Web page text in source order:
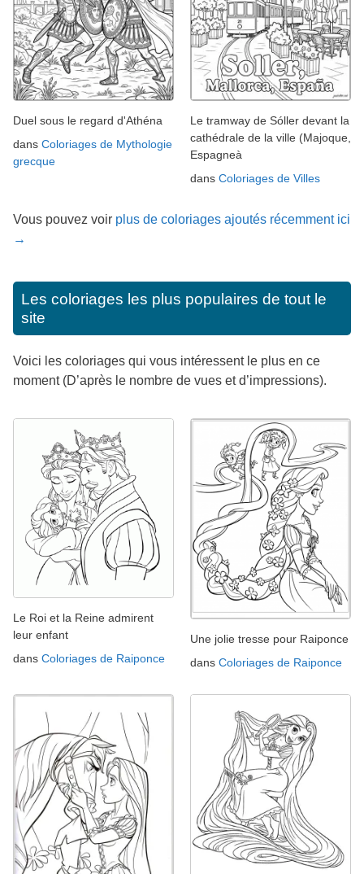
Duel sous le regard d'Athéna
dans Coloriages de Mythologie
grecque
Le tramway de Sóller devant la
cathédrale de la ville (Majoque,
Espagneà
dans Coloriages de Villes
Vous pouvez voir plus de coloriages ajoutés récemment ici
→
Les coloriages les plus populaires de tout le
site
Voici les coloriages qui vous intéressent le plus en ce
moment (D’après le nombre de vues et d’impressions).
Le Roi et la Reine admirent
leur enfant
dans Coloriages de Raiponce
Une jolie tresse pour Raiponce
dans Coloriages de Raiponce